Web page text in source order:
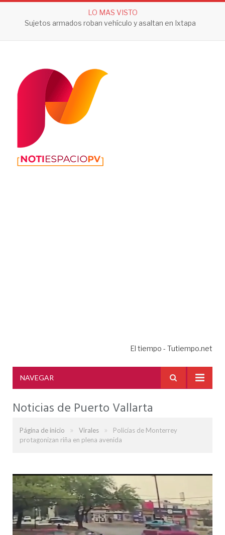
LO MAS VISTO
Sujetos armados roban vehículo y asaltan en Ixtapa
El tiempo - Tutiempo.net
NAVEGAR
Noticias de Puerto Vallarta
Página de inicio » Virales »
Policías de Monterrey
protagonizan riña en plena avenida